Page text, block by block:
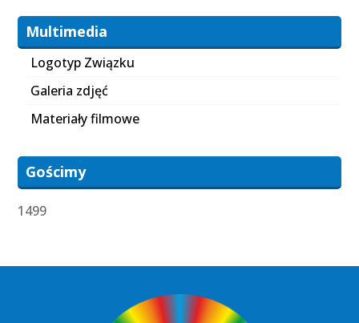
Multimedia
Logotyp Związku
Galeria zdjęć
Materiały filmowe
Gościmy
1499